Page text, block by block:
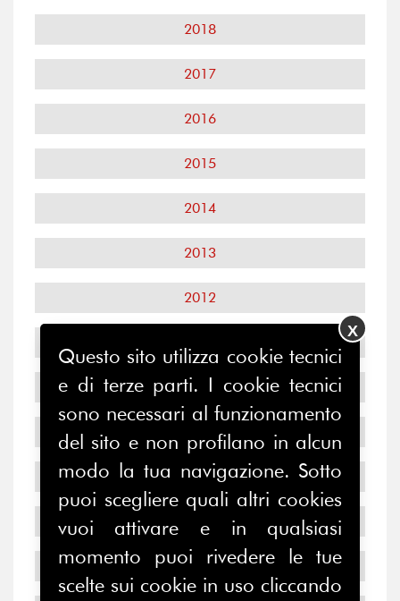
2018
2017
2016
2015
2014
2013
2012
2010
2008
2006
Questo sito utilizza cookie tecnici
e di terze parti. I cookie tecnici
sono necessari al funzionamento
del sito e non profilano in alcun
modo la tua navigazione. Sotto
puoi scegliere quali altri cookies
vuoi attivare e in qualsiasi
momento puoi rivedere le tue
scelte sui cookie in uso cliccando
X